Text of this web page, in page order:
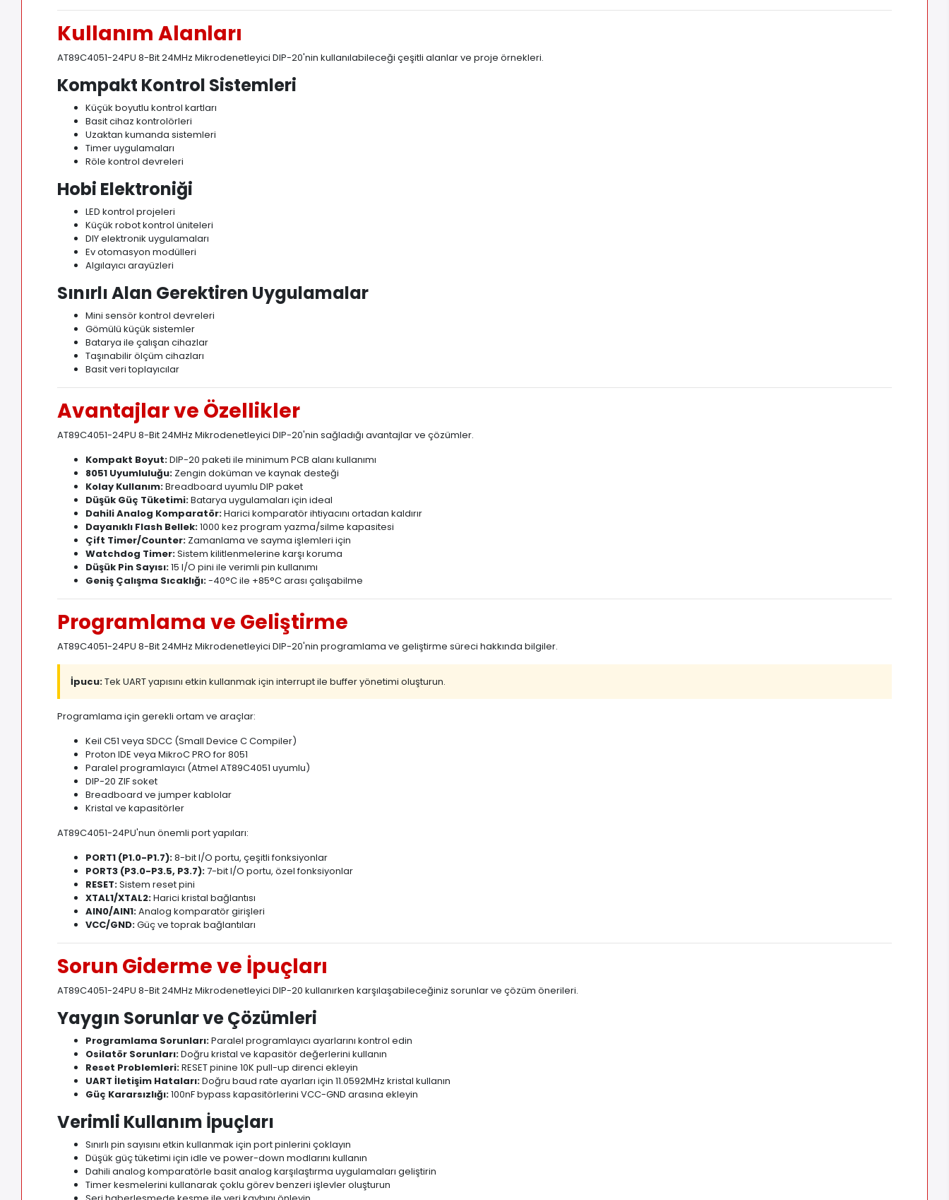
Kullanım Alanları
AT89C4051-24PU 8-Bit 24MHz Mikrodenetleyici DIP-20'nin kullanılabileceği çeşitli alanlar ve proje örnekleri.
Kompakt Kontrol Sistemleri
Küçük boyutlu kontrol kartları
Basit cihaz kontrolörleri
Uzaktan kumanda sistemleri
Timer uygulamaları
Röle kontrol devreleri
Hobi Elektroniği
LED kontrol projeleri
Küçük robot kontrol üniteleri
DIY elektronik uygulamaları
Ev otomasyon modülleri
Algılayıcı arayüzleri
Sınırlı Alan Gerektiren Uygulamalar
Mini sensör kontrol devreleri
Gömülü küçük sistemler
Batarya ile çalışan cihazlar
Taşınabilir ölçüm cihazları
Basit veri toplayıcılar
Avantajlar ve Özellikler
AT89C4051-24PU 8-Bit 24MHz Mikrodenetleyici DIP-20'nin sağladığı avantajlar ve çözümler.
Kompakt Boyut:DIP-20 paketi ile minimum PCB alanı kullanımı
8051 Uyumluluğu: Zengin doküman ve kaynak desteği
Kolay Kullanım:Breadboard uyumlu DIP paket
Düşük Güç Tüketimi:Batarya uygulamaları için ideal
Dahili Analog Komparatör:Harici komparatör ihtiyacını ortadan kaldırır
Dayanıklı Flash Bellek:1000 kez program yazma/silme kapasitesi
Çift Timer/Counter: Zamanlama ve sayma işlemleri için
Watchdog Timer:Sistem kilitlenmelerine karşı koruma
Düşük Pin Sayısı:15 I/O pini ile verimli pin kullanımı
Geniş Çalışma Sıcaklığı:-40°C ile +85°C arası çalışabilme
Programlama ve Geliştirme
AT89C4051-24PU 8-Bit 24MHz Mikrodenetleyici DIP-20'nin programlama ve geliştirme süreci hakkında bilgiler.
İpucu:Tek UART yapısını etkin kullanmak için interrupt ile buffer yönetimi oluşturun.
Programlama için gerekli ortam ve araçlar:
Keil C51 veya SDCC (Small Device C Compiler)
Proton IDE veya MikroC PRO for 8051
Paralel programlayıcı (Atmel AT89C4051 uyumlu)
DIP-20 ZIF soket
Breadboard ve jumper kablolar
Kristal ve kapasitörler
AT89C4051-24PU'nun önemli port yapıları:
PORT1 (P1.0-P1.7):8-bit I/O portu, çeşitli fonksiyonlar
PORT3 (P3.0-P3.5, P3.7):7-bit I/O portu, özel fonksiyonlar
RESET:Sistem reset pini
XTAL1/XTAL2:Harici kristal bağlantısı
AIN0/AIN1:Analog komparatör girişleri
VCC/GND:Güç ve toprak bağlantıları
Sorun Giderme ve İpuçları
AT89C4051-24PU 8-Bit 24MHz Mikrodenetleyici DIP-20 kullanırken karşılaşabileceğiniz sorunlar ve çözüm önerileri.
Yaygın Sorunlar ve Çözümleri
Programlama Sorunları:Paralel programlayıcı ayarlarını kontrol edin
Osilatör Sorunları:Doğru kristal ve kapasitör değerlerini kullanın
Reset Problemleri:RESET pinine 10K pull-up direnci ekleyin
UART İletişim Hataları:Doğru baud rate ayarları için 11.0592MHz kristal kullanın
Güç Kararsızlığı:100nF bypass kapasitörlerini VCC-GND arasına ekleyin
Verimli Kullanım İpuçları
Sınırlı pin sayısını etkin kullanmak için port pinlerini çoklayın
Düşük güç tüketimi için idle ve power-down modlarını kullanın
Dahili analog komparatörle basit analog karşılaştırma uygulamaları geliştirin
Timer kesmelerini kullanarak çoklu görev benzeri işlevler oluşturun